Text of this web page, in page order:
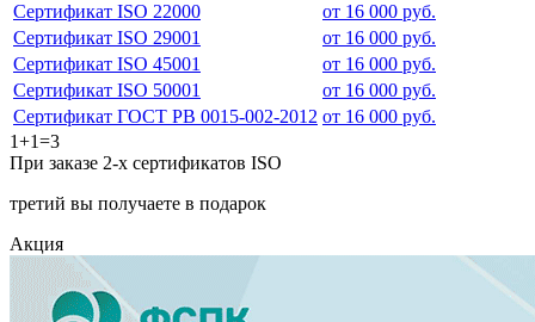
Сертификат ISO 22000
от 16 000 руб.
Сертификат ISO 29001
от 16 000 руб.
Сертификат ISO 45001
от 16 000 руб.
Сертификат ISO 50001
от 16 000 руб.
Сертификат ГОСТ РВ 0015-002-2012 от 16 000 руб.
1+1=3
При заказе 2-х сертификатов ISO
третий вы получаете в подарок
Акция